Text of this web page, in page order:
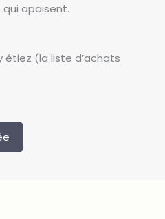
apaisent.
étiez (la liste d’achats